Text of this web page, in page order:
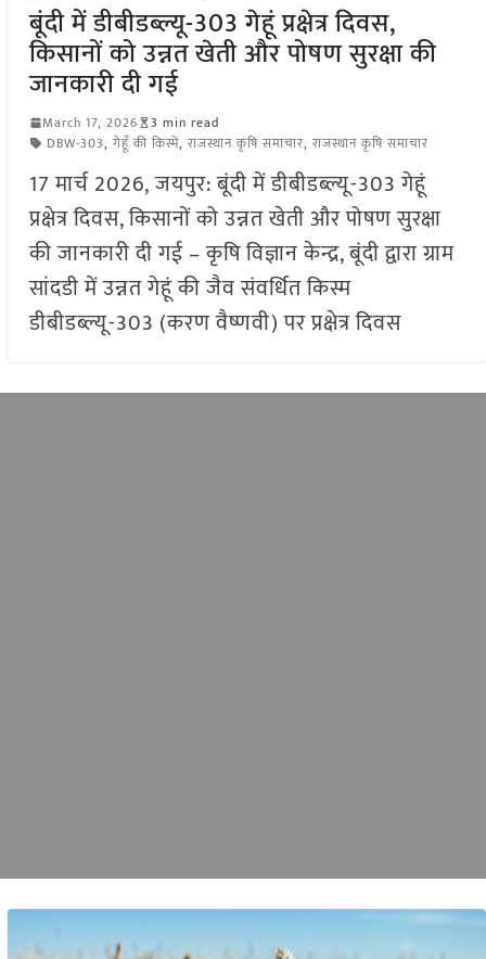
बूंदी में डीबीडब्ल्यू-303 गेहूं प्रक्षेत्र दिवस,
किसानों को उन्नत खेती और पोषण सुरक्षा की
जानकारी दी गई
March 17, 2026
3 min read
DBW-303, गेहूँ की किस्में, राजस्थान कृषि समाचार, राजस्थान कृषि समाचार
17 मार्च 2026, जयपुर: बूंदी में डीबीडब्ल्यू-303 गेहूं
प्रक्षेत्र दिवस, किसानों को उन्नत खेती और पोषण सुरक्षा
की जानकारी दी गई – कृषि विज्ञान केन्द्र, बूंदी द्वारा ग्राम
सांदडी में उन्नत गेहूं की जैव संवर्धित किस्म
डीबीडब्ल्यू-303 (करण वैष्णवी) पर प्रक्षेत्र दिवस